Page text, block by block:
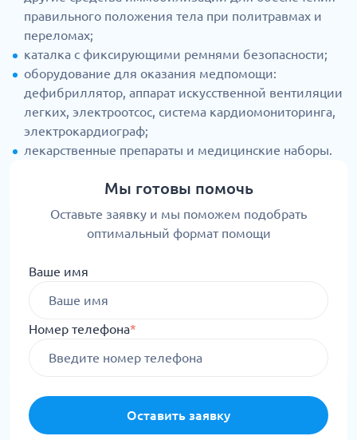
правильного положения тела при политравмах и
переломах;
каталка с фиксирующими ремнями безопасности;
оборудование для оказания медпомощи:
дефибриллятор, аппарат искусственной вентиляции
легких, электроотсос, система кардиомониторинга,
электрокардиограф;
лекарственные препараты и медицинские наборы.
Мы готовы помочь
Оставьте заявку и мы поможем подобрать
оптимальный формат помощи
Ваше имя
Номер телефона*
Оставить заявку